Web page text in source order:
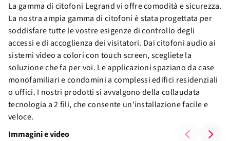
La gamma di citofoni Legrand vi offre comodità e sicurezza.
La nostra ampia gamma di citofoni è stata progettata per
soddisfare tutte le vostre esigenze di controllo degli
accessi e di accoglienza dei visitatori. Dai citofoni audio ai
sistemi video a colori con touch screen, scegliete la
soluzione che fa per voi. Le applicazioni spaziano da case
monofamiliari e condomini a complessi edifici residenziali
o uffici. I nostri prodotti si avvalgono della collaudata
tecnologia a 2 fili, che consente un'installazione facile e
veloce.
Immagini e video